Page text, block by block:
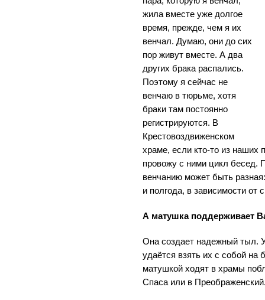
жила вместе уже долгое
время, прежде, чем я их
венчал. Думаю, они до сих
пор живут вместе. А два
других брака распались.
Поэтому я сейчас не
венчаю в тюрьме, хотя
браки там постоянно
регистрируются. В
Крестовоздвиженском
храме, если кто-то из наших
провожу с ними цикл бесед.
венчанию может быть
и полгода, в зависимости от
А матушка поддерживает
Она создает надежный тыл.
удаётся взять их с собой на
матушкой ходят в храмы
Спаса или в